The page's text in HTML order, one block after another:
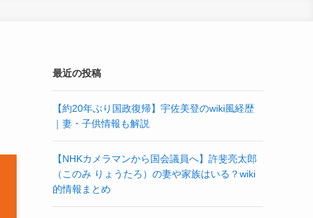
最近の投稿
【約20年ぶり国政復帰】宇佐美登のwiki風経歴
｜妻・子供情報も解説
【NHKカメラマンから国会議員へ】許斐亮太郎
（このみ りょうたろ）の妻や家族はいる？wiki
的情報まとめ